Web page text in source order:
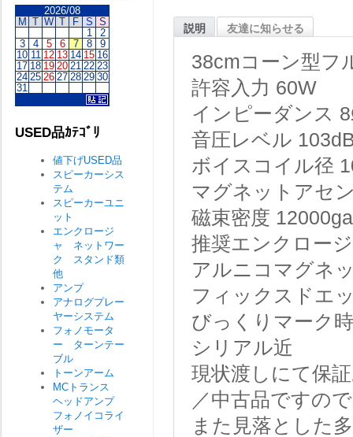
説明 友達に知らせる
38cmコーン型
許容入力 60W
インピーダンス
音圧レベル
ボイスコイル径
マグネットアセ
磁束密度
推奨エンクロー
アルニコマグネ
フィックスドエ
びっくりマーク
シリアル近
現状渡しにて保
／中古品ですの
また見落とした
2026/08
M T W T F S S
1
2
3
4 5 6 7 8
9
10 11 12 13 14 15 16
17 18 19 20 21 22 23
24 25 26 27 28 29 30
31
USED品ｶﾃｺﾞﾘ
値下げUSED品
スピーカーシス
テム
スピーカーユニ
ット
エンクロージ
ャ ネットワー
ク スタンド類
他
アンプ
アナログプレー
ヤーシステム
フォノモータ
ー ターンテー
ブル
トーンアーム
MCトランス
ヘッドアンプ
フォノイコライ
ザー